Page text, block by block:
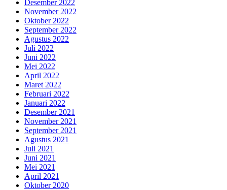
Desember 2022
November 2022
Oktober 2022
September 2022
Agustus 2022
Juli 2022
Juni 2022
Mei 2022
April 2022
Maret 2022
Februari 2022
Januari 2022
Desember 2021
November 2021
September 2021
Agustus 2021
Juli 2021
Juni 2021
Mei 2021
April 2021
Oktober 2020